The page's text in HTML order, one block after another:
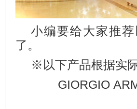
小编要给大家推
了。
※以下产品根据实
GIORGIO